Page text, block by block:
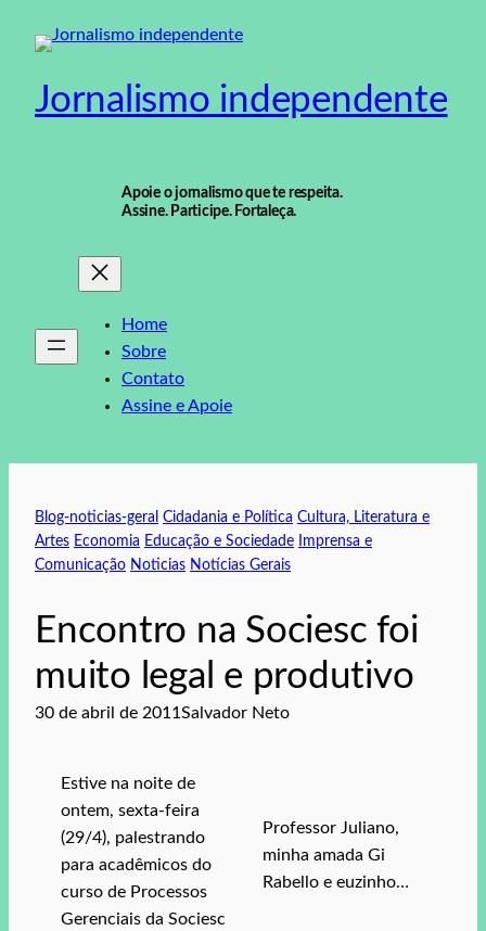
para
conteúdo
Jornalismo independente
Apoie o jornalismo que te respeita.
Assine. Participe. Fortaleça.
Home
Sobre
Contato
Assine e Apoie
Blog-noticias-geral Cidadania e Política Cultura, Literatura e
Artes Economia Educação e Sociedade
Imprensa e
Comunicação Noticias Notícias Gerais
Encontro na Sociesc foi
muito legal e produtivo
30 de abril de 2011 Salvador Neto
Professor Juliano,
minha amada Gi
Rabello e euzinho…
Estive na noite de
ontem, sexta-feira
(29/4), palestrando
para acadêmicos do
curso de Processos
Gerenciais da Sociesc